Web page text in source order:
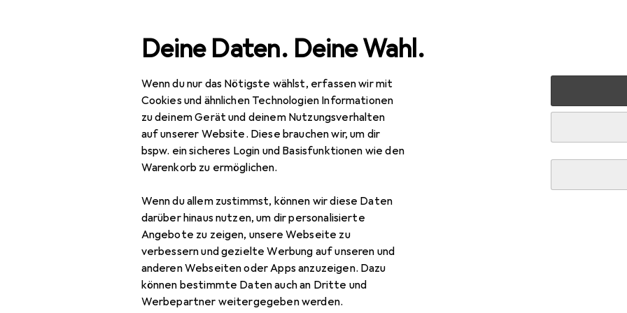
Deine Daten. Deine Wahl.
Wenn du nur das Nötigste wählst, erfassen wir mit
Cookies und ähnlichen Technologien Informationen
zu deinem Gerät und deinem Nutzungsverhalten
auf unserer Website. Diese brauchen wir, um dir
bspw. ein sicheres Login und Basisfunktionen wie den
Warenkorb zu ermöglichen.
Wenn du allem zustimmst, können wir diese Daten
darüber hinaus nutzen, um dir personalisierte
Angebote zu zeigen, unsere Webseite zu
verbessern und gezielte Werbung auf unseren und
anderen Webseiten oder Apps anzuzeigen. Dazu
können bestimmte Daten auch an Dritte und
Werbepartner weitergegeben werden.
Navigation nach Kategorien Gesamtsortiment Büro + Schreibwaren
Deutsch, Viktoria Etzel, 2024
Zubehör für Karma Drama 1.